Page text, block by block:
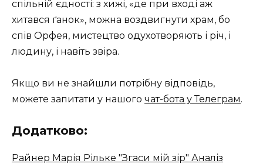
спільній єдності: з хижі, «де при вході аж
хитався ґанок», можна воздвигнути храм, бо
спів Орфея, мистецтво одухотворяють і річ, і
людину, і навіть звіра.
Якщо ви не знайшли потрібну відповідь,
можете запитати у нашого чат-бота у Телеграм.
Додатково:
Райнер Марія Рільке "Згаси мій зір" Аналіз